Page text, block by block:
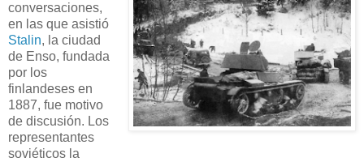
conversaciones,
en las que asistió
Stalin, la ciudad
de Enso, fundada
por los
finlandeses en
1887, fue motivo
de discusión. Los
representantes
soviéticos la